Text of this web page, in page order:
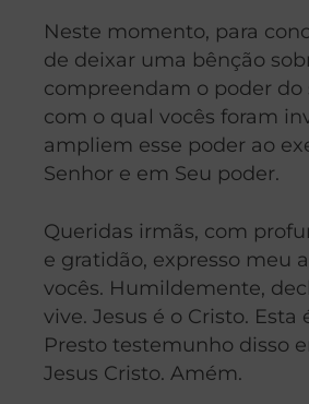
Neste momento, para
de deixar uma bênção
compreendam o poder do
com o qual vocês foram
ampliem esse poder ao
Senhor e em Seu poder.
Queridas irmãs, com
e gratidão, expresso meu
vocês. Humildemente,
vive. Jesus é o Cristo. Esta
Presto testemunho disso
Jesus Cristo. Amém.